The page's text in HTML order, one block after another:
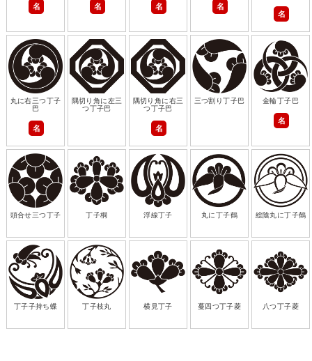
名 名 名 名
名
丸に右三つ丁子
巴
名
隅切り角に左三
つ丁子巴
隅切り角に右三
つ丁子巴
名
三つ割り丁子巴 金輪丁子巴
名
頭合せ三つ丁子 丁子桐 浮線丁子 丸に丁子鶴 総陰丸に丁子鶴
丁子子持ち蝶 丁子枝丸 横見丁子 蔓四つ丁子菱 八つ丁子菱